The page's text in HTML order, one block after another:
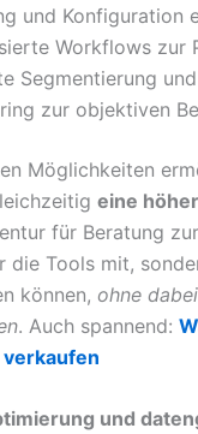
und Konfiguration
Workflows zur
Segmentierung
zur objektiven
Möglichkeiten
eine
für Beratung
die Tools mit,
können, ohne
. Auch spannend:
und